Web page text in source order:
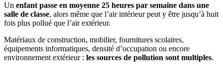
Un enfant passe en moyenne 25 heures par semaine dans une
salle de classe, alors même que l’air intérieur peut y être jusqu’à huit
fois plus pollué que l’air extérieur.
Matériaux de construction, mobilier, fournitures scolaires,
équipements informatiques, densité d’occupation ou encore
environnement extérieur : les sources de pollution sont multiples.